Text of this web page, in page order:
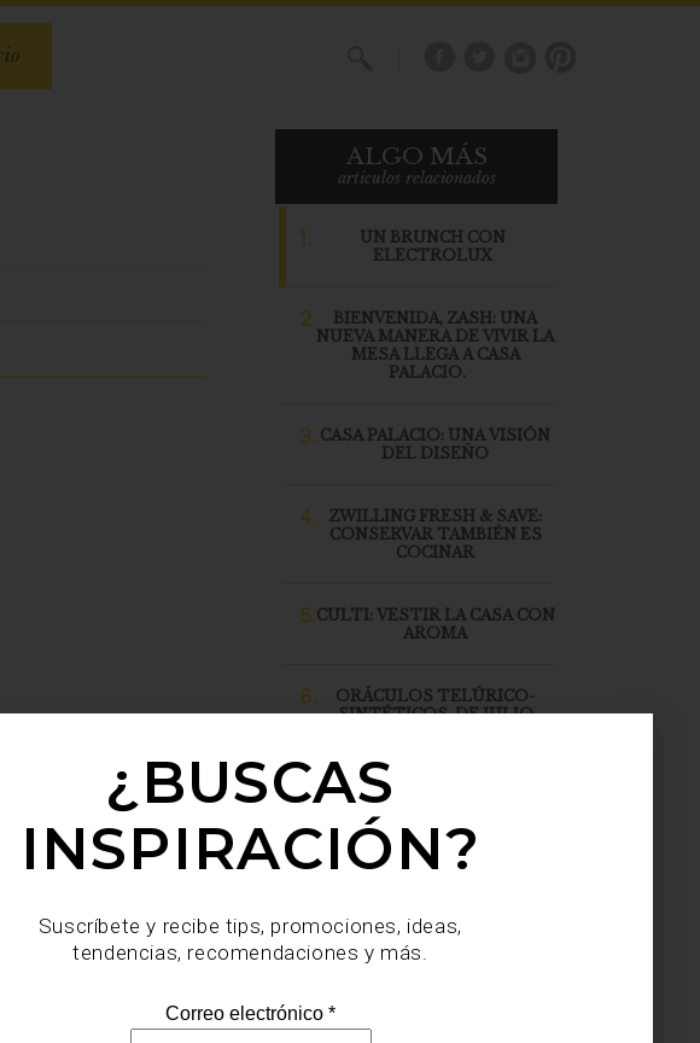
ALGO MÁS
articulos relacionados
1.
UN BRUNCH CON
ELECTROLUX
2.
BIENVENIDA, ZASH: UNA
NUEVA MANERA DE VIVIR LA
MESA LLEGA A CASA
PALACIO.
3. CASA PALACIO: UNA VISIÓN
DEL DISEÑO
4.
ZWILLING FRESH & SAVE:
CONSERVAR TAMBIÉN ES
COCINAR
5.CULTI: VESTIR LA CASA CON
AROMA
6.
ORÁCULOS TELÚRICO-
SINTÉTICOS, DE JULIO
¿BUSCAS
INSPIRACIÓN?
Suscríbete y recibe tips, promociones, ideas,
tendencias, recomendaciones y más.